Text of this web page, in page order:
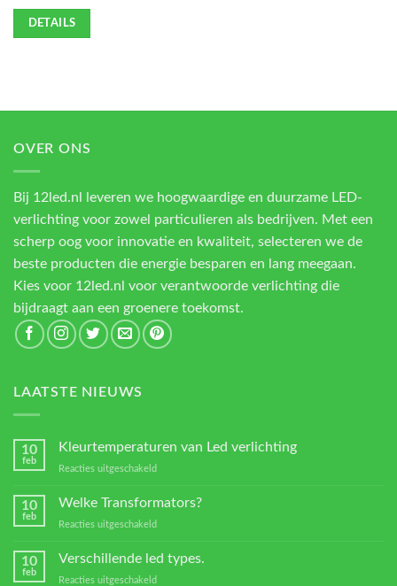
DETAILS
OVER ONS
Bij 12led.nl leveren we hoogwaardige en duurzame LED-
verlichting voor zowel particulieren als bedrijven. Met een
scherp oog voor innovatie en kwaliteit, selecteren we de
beste producten die energie besparen en lang meegaan.
Kies voor 12led.nl voor verantwoorde verlichting die
bijdraagt aan een groenere toekomst.
LAATSTE NIEUWS
10
feb
Kleurtemperaturen van Led verlichting
Reacties uitgeschakeld
verlichting
10
feb
Welke Transformators?
Reacties uitgeschakeld
Transformators?
10
feb
Verschillende led types.
Reacties uitgeschakeld